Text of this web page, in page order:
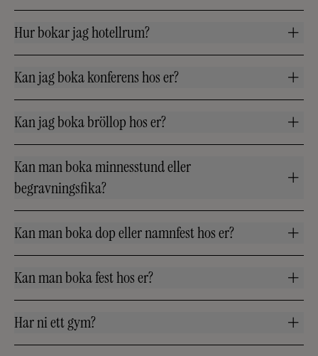
Hur bokar jag hotellrum?
Kan jag boka konferens hos er?
Kan jag boka bröllop hos er?
Kan man boka minnesstund eller
begravningsfika?
Kan man boka dop eller namnfest hos er?
Kan man boka fest hos er?
Har ni ett gym?